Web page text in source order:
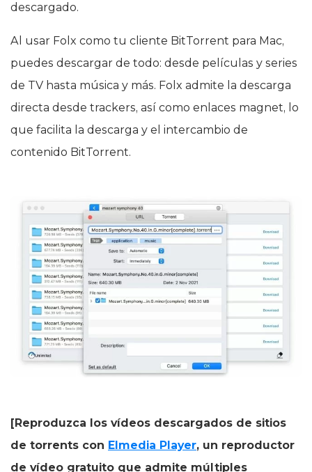
descargado.
Al usar Folx como tu cliente BitTorrent para Mac,
puedes descargar de todo: desde películas y series
de TV hasta música y más. Folx admite la descarga
directa desde trackers, así como enlaces magnet, lo
que facilita la descarga y el intercambio de
contenido BitTorrent.
[Reproduzca los vídeos descargados de sitios
de torrents con Elmedia Player, un reproductor
de vídeo gratuito que admite múltiples